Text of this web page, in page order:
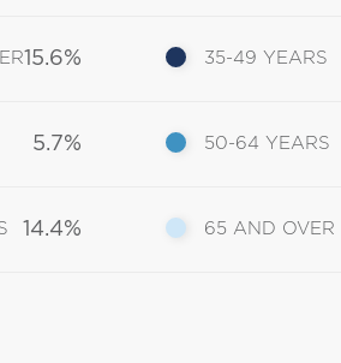
15.6%
5.7%
14.4%
35-49 YEARS
50-64 YEARS
65 AND OVER